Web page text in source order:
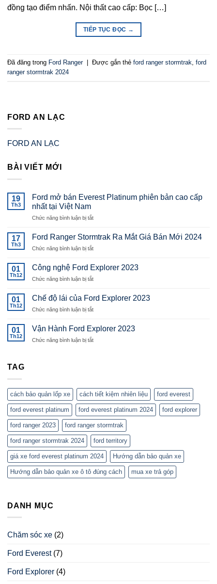
đồng tạo điểm nhấn. Nội thất cao cấp: Bọc […]
TIẾP TỤC ĐỌC →
Đã đăng trong Ford Ranger Được gắn thẻ ford ranger stormtrak, ford
ranger stormtrak 2024
FORD AN LẠC
FORD AN LẠC
BÀI VIẾT MỚI
19
Th3
Ford mở bán Everest Platinum phiên bản cao cấp
nhất tại Việt Nam
Chức năng bình luận bị tắtở
mở
Everest
phiên
nhất
tại
Nam
17
Th3
Ford Ranger Stormtrak Ra Mắt Giá Bán Mới 2024
Chức năng bình luận bị tắtở
Ranger
Stormtrak
Ra
Giá
01
Th12
Công nghệ Ford Explorer 2023
Chức năng bình luận bị tắtở
nghệ
Explorer
01
Th12
Chế độ lái của Ford Explorer 2023
Chức năng bình luận bị tắtở
lái
của
01
Th12
Vận Hành Ford Explorer 2023
Chức năng bình luận bị tắtở
TAG
cách bảo quản lốp xe cách tiết kiệm nhiên liệu ford everest
ford everest platinum ford everest platinum 2024 ford explorer
ford ranger 2023 ford ranger stormtrak
ford ranger stormtrak 2024 ford territory
giá xe ford everest platinum 2024 Hướng dẫn bảo quản xe
Hướng dẫn bảo quản xe ô tô đúng cách mua xe trả góp
DANH MỤC
Chăm sóc xe (2)
Ford Everest(7)
Ford Explorer (4)